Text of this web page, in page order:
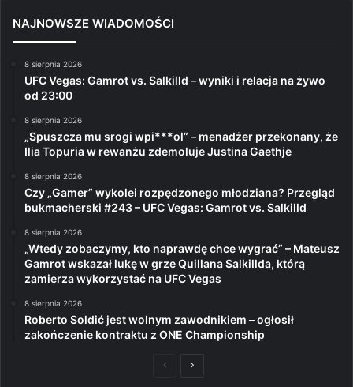
NAJNOWSZE WIADOMOŚCI
8 sierpnia 2026
UFC Vegas: Gamrot vs. Salkilld – wyniki i relacja na żywo
od 23:00
8 sierpnia 2026
„Spuszcza mu srogi wpi***ol” – menadżer przekonany, że
Ilia Topuria w rewanżu zdemoluje Justina Gaethje
8 sierpnia 2026
Czy „Gamer” wykolei rozpędzonego młodziana? Przegląd
bukmacherski #243 – UFC Vegas: Gamrot vs. Salkilld
8 sierpnia 2026
„Wtedy zobaczymy, kto naprawdę chce wygrać” – Mateusz
Gamrot wskazał lukę w grze Quillana Salkillda, którą
zamierza wykorzystać na UFC Vegas
8 sierpnia 2026
Roberto Soldić jest wolnym zawodnikiem – ogłosił
zakończenie kontraktu z ONE Championship
PoprzedniaNastępna